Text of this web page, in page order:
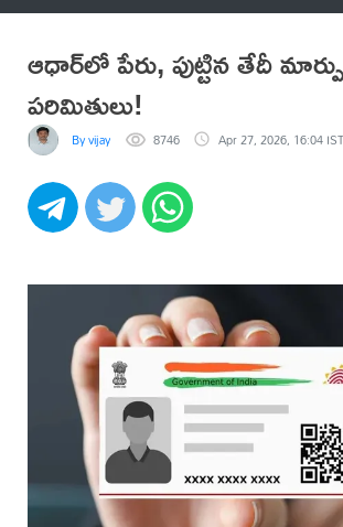
ఆధార్‌లో పేరు, పుట్టిన తేదీ
పరిమితులు!
By vijay 8746 Apr 27, 2026, 16:04 IST